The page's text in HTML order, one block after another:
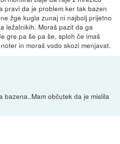
pravi da je problem ker tak bazen
žge kugla zunaj ni najbolj prijetno
ležalnikih. Moraš pazit da ga
gre pa še pa še, sploh če imaš
in moraš vodo skozi menjavat.
bazena..Mam občutek da je mislila